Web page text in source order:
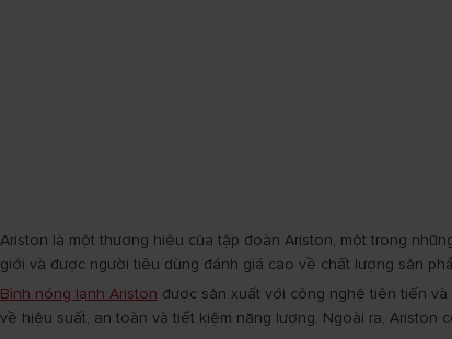
Ariston là một thương hiệu của tập đoàn Ariston, một trong
giới và được người tiêu dùng đánh giá cao về chất lượng sản
Bình nóng lạnh Ariston được sản xuất với công nghệ tiên tiến
về hiệu suất, an toàn và tiết kiệm năng lượng. Ngoài ra, Ariston